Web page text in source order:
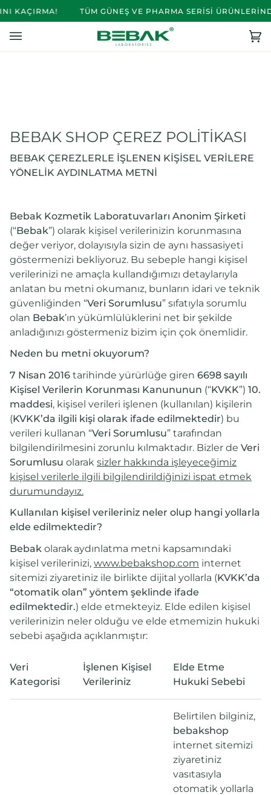
TÜM GÜNEŞ VE PHARMA SERİSİ
(0)
BEBAK SHOP ÇEREZ POLİTİKASI
BEBAK ÇEREZLERLE İŞLENEN KİŞİSEL VERİLERE
YÖNELİK AYDINLATMA METNİ
Bebak Kozmetik Laboratuvarları Anonim Şirketi
(“Bebak”) olarak kişisel verilerinizin korunmasına
değer veriyor, dolayısıyla sizin de aynı hassasiyeti
göstermenizi bekliyoruz. Bu sebeple hangi kişisel
verilerinizi ne amaçla kullandığımızı detaylarıyla
anlatan bu metni okumanız, bunların idari ve teknik
güvenliğinden “Veri Sorumlusu” sıfatıyla sorumlu
olan Bebak’ın yükümlülüklerini net bir şekilde
anladığınızı göstermeniz bizim için çok önemlidir.
Neden bu metni okuyorum?
7 Nisan 2016 tarihinde yürürlüğe giren 6698 sayılı
Kişisel Verilerin Korunması Kanununun (“KVKK”) 10.
maddesi, kişisel verileri işlenen (kullanılan) kişilerin
(KVKK’da ilgili kişi olarak ifade edilmektedir) bu
verileri kullanan “Veri Sorumlusu” tarafından
bilgilendirilmesini zorunlu kılmaktadır. Bizler de Veri
Sorumlusu olarak sizler hakkında işleyeceğimiz
kişisel verilerle ilgili bilgilendirildiğinizi ispat etmek
durumundayız.
Kullanılan kişisel verileriniz neler olup hangi yollarla
elde edilmektedir?
Bebak olarak aydınlatma metni kapsamındaki
kişisel verilerinizi, www.bebakshop.com internet
sitemizi ziyaretiniz ile birlikte dijital yollarla (KVKK’da
“otomatik olan” yöntem şeklinde ifade
edilmektedir.) elde etmekteyiz. Elde edilen kişisel
verilerinizin neler olduğu ve elde etmemizin hukuki
sebebi aşağıda açıklanmıştır:
Veri
Kategorisi
İşlenen Kişisel
Verileriniz
Elde Etme
Hukuki Sebebi
Belirtilen bilginiz,
bebakshop
internet sitemizi
ziyaretiniz
vasıtasıyla
otomatik yollarla